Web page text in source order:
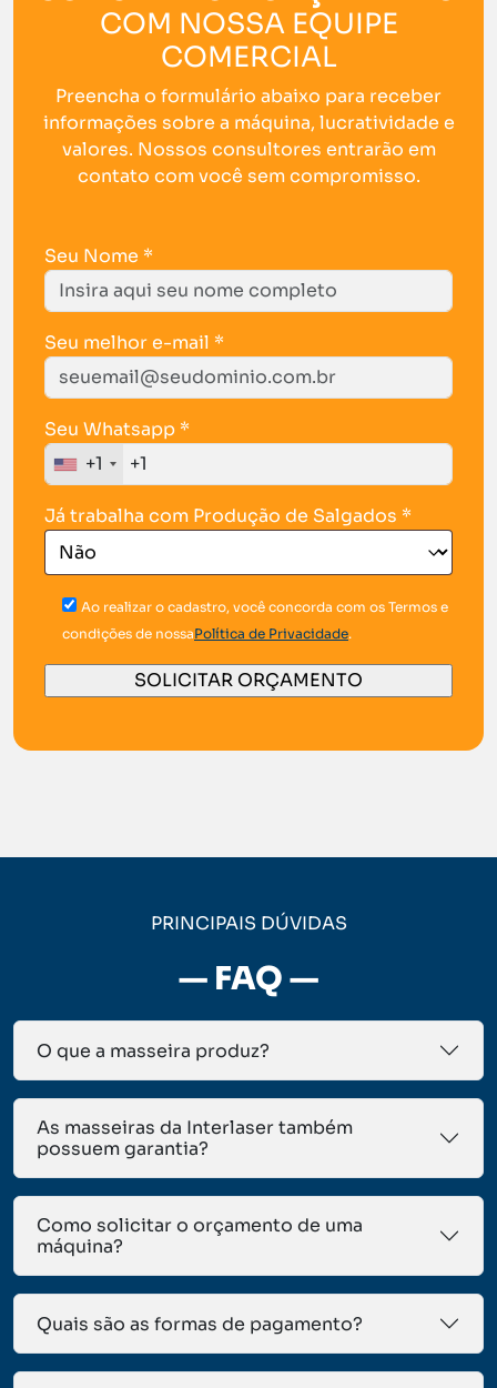
COM NOSSA EQUIPE
COMERCIAL
Preencha o formulário abaixo para receber
informações sobre a máquina, lucratividade e
valores. Nossos consultores entrarão em
contato com você sem compromisso.
Seu Nome *
Seu melhor e-mail *
Seu Whatsapp *
+1
Já trabalha com Produção de Salgados *
Ao realizar o cadastro, você concorda com os Termos e
condições de nossaPolítica de Privacidade.
PRINCIPAIS DÚVIDAS
— FAQ —
O que a masseira produz?
As masseiras da Interlaser também
possuem garantia?
Como solicitar o orçamento de uma
máquina?
Quais são as formas de pagamento?